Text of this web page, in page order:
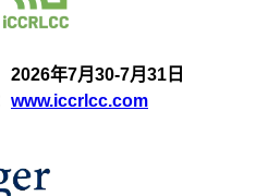
年7月30-7月31日
www.iccrlcc.com